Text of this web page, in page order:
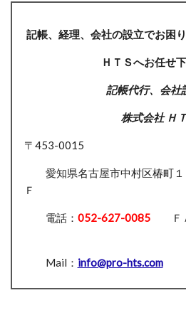
記帳、経理、会社の設立でお困
ＨＴＳへお任せ
記帳代行、会社
株式会社 Ｈ
〒453-0015
愛知県名古屋市中村区椿町１
Ｆ
電話： 052-627-0085 Ｆ
Mail： info@pro-hts.com